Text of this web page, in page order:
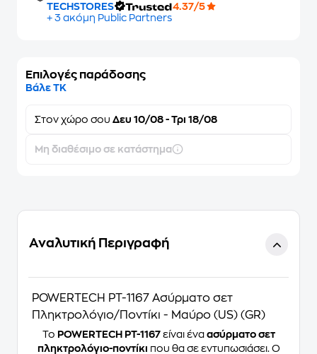
TECHSTORES
4.37/5
+ 3 ακόμη Public Partners
Επιλογές παράδοσης
Βάλε ΤΚ
Στον χώρο σου Δευ 10/08 - Τρι 18/08
Μη διαθέσιμο σε κατάστημα
Αναλυτική Περιγραφή
POWERTECH PT-1167 Ασύρματο σετ
Πληκτρολόγιο/Ποντίκι - Μαύρο (US) (GR)
Το POWERTECH PT-1167είναι ένα ασύρματο σετ
πληκτρολόγιο-ποντίκι που θα σε εντυπωσιάσει. Ο